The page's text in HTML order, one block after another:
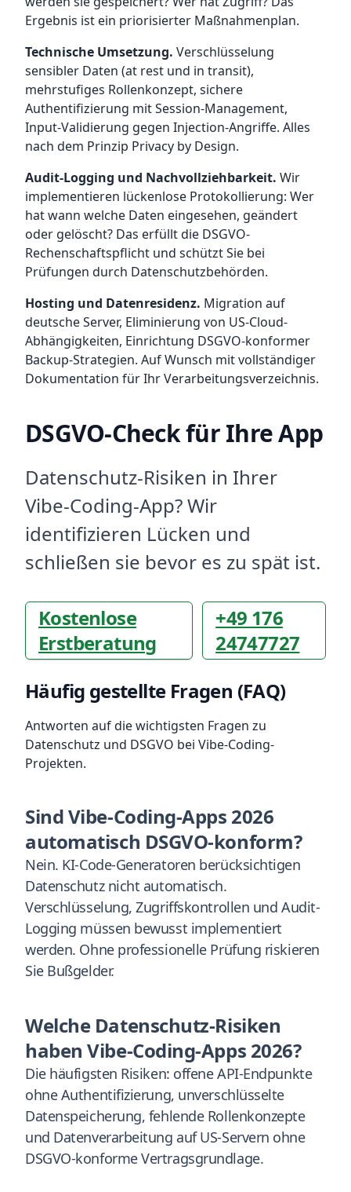
Ergebnis ist ein priorisierter Maßnahmenplan.
Technische Umsetzung. Verschlüsselung
sensibler Daten (at rest und in transit),
mehrstufiges Rollenkonzept, sichere
Authentifizierung mit Session-Management,
Input-Validierung gegen Injection-Angriffe. Alles
nach dem Prinzip Privacy by Design.
Audit-Logging und Nachvollziehbarkeit. Wir
implementieren lückenlose Protokollierung: Wer
hat wann welche Daten eingesehen, geändert
oder gelöscht? Das erfüllt die DSGVO-
Rechenschaftspflicht und schützt Sie bei
Prüfungen durch Datenschutzbehörden.
Hosting und Datenresidenz. Migration auf
deutsche Server, Eliminierung von US-Cloud-
Abhängigkeiten, Einrichtung DSGVO-konformer
Backup-Strategien. Auf Wunsch mit vollständiger
Dokumentation für Ihr Verarbeitungsverzeichnis.
DSGVO-Check für Ihre App
Datenschutz-Risiken in Ihrer
Vibe-Coding-App? Wir
identifizieren Lücken und
schließen sie bevor es zu spät ist.
Kostenlose
Erstberatung
+49 176
24747727
Häufig gestellte Fragen (FAQ)
Antworten auf die wichtigsten Fragen zu
Datenschutz und DSGVO bei Vibe-Coding-
Projekten.
Sind Vibe-Coding-Apps 2026
automatisch DSGVO-konform?
Nein. KI-Code-Generatoren berücksichtigen
Datenschutz nicht automatisch.
Verschlüsselung, Zugriffskontrollen und Audit-
Logging müssen bewusst implementiert
werden. Ohne professionelle Prüfung riskieren
Sie Bußgelder.
Welche Datenschutz-Risiken
haben Vibe-Coding-Apps 2026?
Die häufigsten Risiken: offene API-Endpunkte
ohne Authentifizierung, unverschlüsselte
Datenspeicherung, fehlende Rollenkonzepte
und Datenverarbeitung auf US-Servern ohne
DSGVO-konforme Vertragsgrundlage.